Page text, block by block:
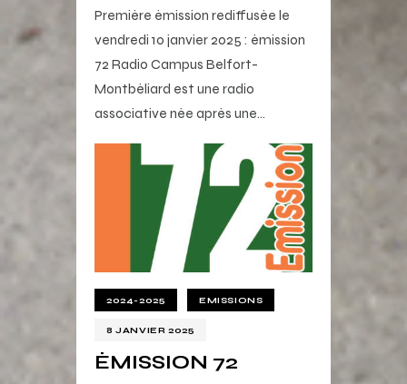
Première émission rediffusée le
vendredi 10 janvier 2025 : émission
72 Radio Campus Belfort-
Montbéliard est une radio
associative née après une…
2024-2025 EMISSIONS
8 JANVIER 2025
ÉMISSION 72